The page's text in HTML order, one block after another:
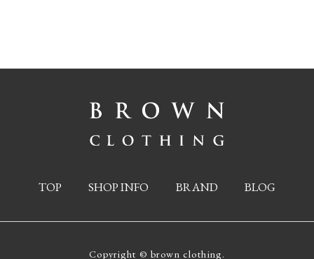
TOP SHOP INFO BRAND BLOG
Copyright © brown clothing.